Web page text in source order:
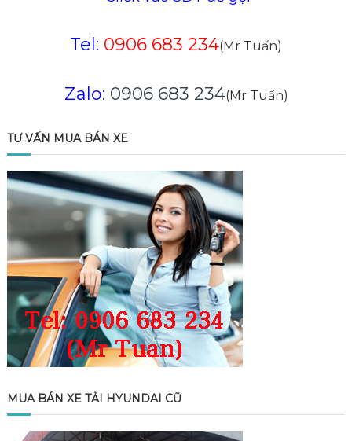
Tel: 0906 683 234(Mr Tuấn)
Zalo: 0906 683 234(Mr Tuấn)
TƯ VẤN MUA BÁN XE
MUA BÁN XE TẢI HYUNDAI CŨ